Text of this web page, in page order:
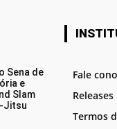
Sena de
e
Slam
Jitsu
Fale
Releases
Termos